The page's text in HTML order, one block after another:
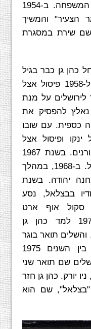
גן בבנייה, כדי לעזור לפרנסת המשפחה. ב-1954
הצעיר" והמשיך
שם שירת במסגרת
כהן גן כבר בגיל
צעיר כשלמד בין השנים 1956 ל-1958 פיסול אצל
בשנת 1962 עבר לירושלים על מנת
להפסיק את
כספית. עם שובו
ופיסול אצל
מיכאל גרוס במסגרת סמינר אורנים. בשנת 1967
החל בשנית את לימודיו בבצלאל. ב-1968, במהלך
יהודה. בשנת
בבצלאל, נסע
סקול אוף ארט
בלונדון. בשנים 1971 עד 1973 למד כהן גן
והשלים תואר בוגר
בסוציולוגיה ותולדות האמנות. בין השנים 1975
והשלים שם תואר שני
יורק. כהן גן חזר
שם הוא